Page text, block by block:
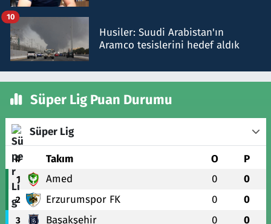
Husiler: Suudi Arabistan'ın
Aramco tesislerini hedef aldık
10
Süper Lig Puan Durumu
Süper Lig
# Takım O P
1 Amed 0 0
2 Erzurumspor FK 0 0
3 Başakşehir 0 0